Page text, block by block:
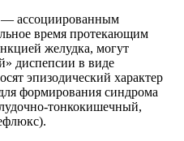
— ассоциированным
время протекающим
желудка, могут
диспепсии в виде
эпизодический характер
формирования синдрома
тонкокишечный,